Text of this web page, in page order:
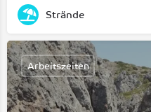
Strände
Arbeitszeiten